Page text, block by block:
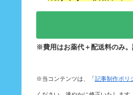
※費用はお薬代＋配送料のみ。
※当コンテンツは、「 記事制作ポリ